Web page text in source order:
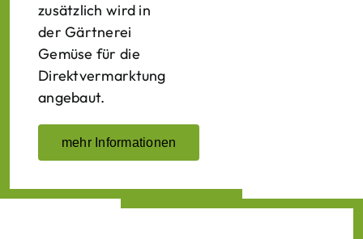
zusätzlich wird in
der Gärtnerei
Gemüse für die
Direktvermarktung
angebaut.
mehr Informationen